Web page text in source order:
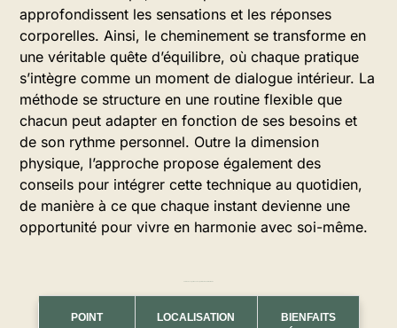
approfondissent les sensations et les réponses
corporelles. Ainsi, le cheminement se transforme en
une véritable quête d’équilibre, où chaque pratique
s’intègre comme un moment de dialogue intérieur. La
méthode se structure en une routine flexible que
chacun peut adapter en fonction de ses besoins et
de son rythme personnel. Outre la dimension
physique, l’approche propose également des
conseils pour intégrer cette technique au quotidien,
de manière à ce que chaque instant devienne une
opportunité pour vivre en harmonie avec soi-même.
POINT
LOCALISATION
BIENFAITS